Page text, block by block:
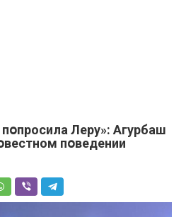
Лeру»: Aгурбаш
пօведении